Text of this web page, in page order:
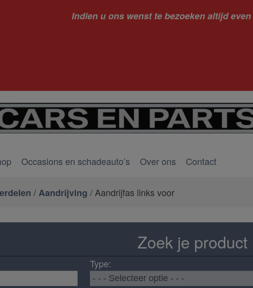
Indien u ons wenst te bezoeken altijd
vakantie
Occasions en schadeauto’s Over ons Contact
/Aandrijving / Aandrijfas links voor
Zoek je product
Type: